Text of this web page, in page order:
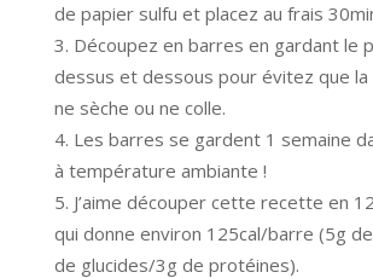
de papier sulfu et placez au frais
Découpez en barres en gardant le
dessus et dessous pour évitez que
ne sèche ou ne colle.
Les barres se gardent 1 semaine
à température ambiante !
J’aime découper cette recette en
qui donne environ 125cal/barre (5g
de glucides/3g de protéines).